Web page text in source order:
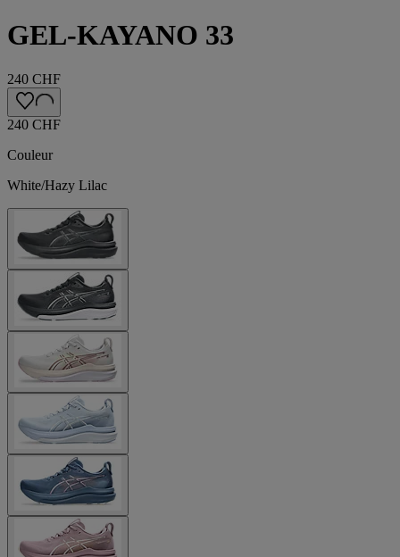
GEL-KAYANO 33
240 CHF
240 CHF
Couleur
White/Hazy Lilac